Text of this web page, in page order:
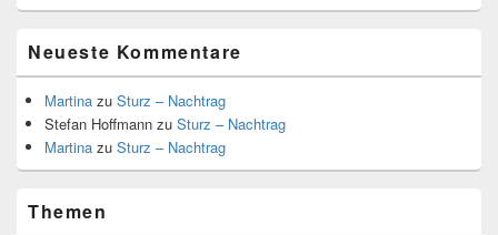
Neueste Kommentare
Martina zu Sturz – Nachtrag
Stefan Hoffmann zu Sturz – Nachtrag
Martina zu Sturz – Nachtrag
Themen